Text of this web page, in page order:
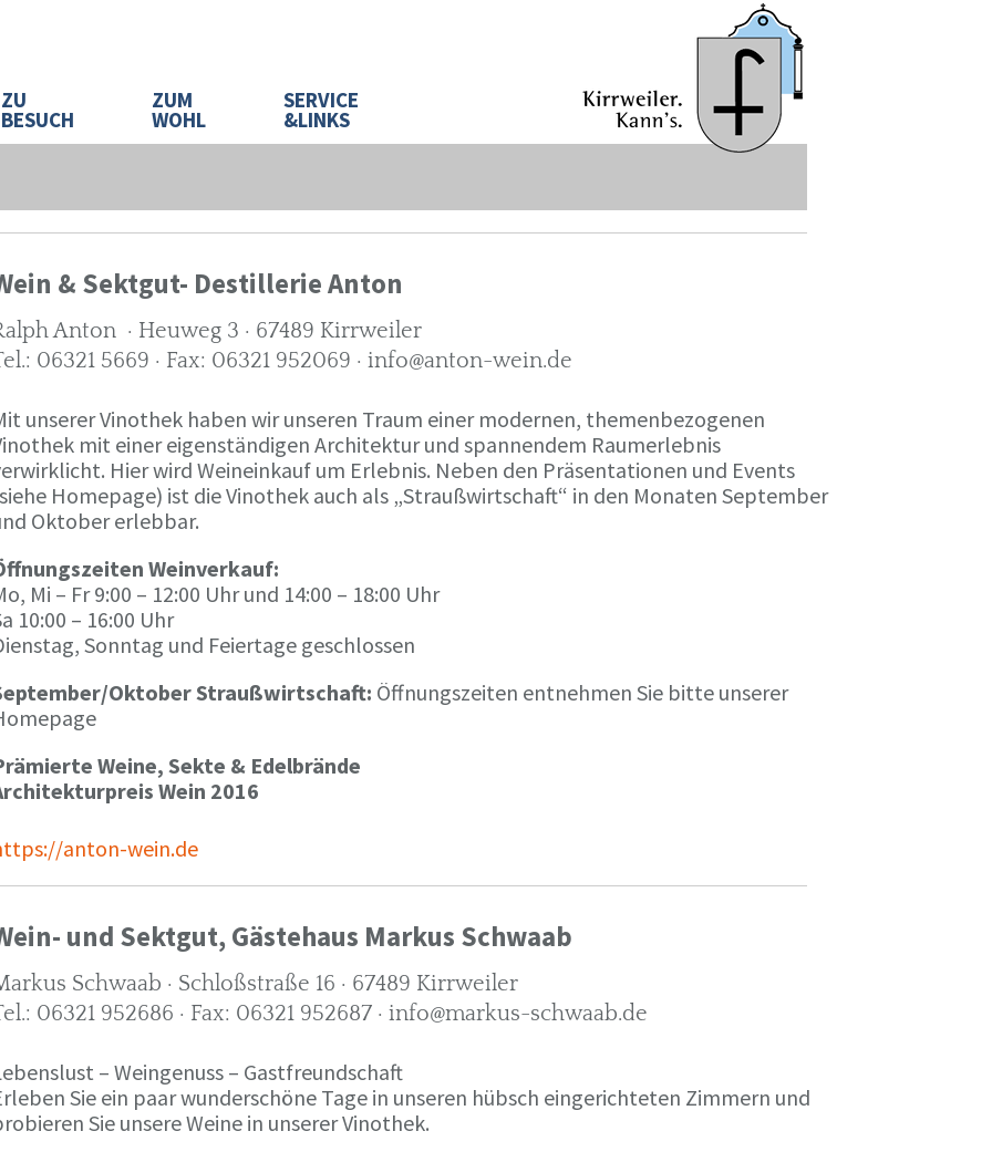
ZU
BESUCH
ZUM
WOHL
SERVICE
&LINKS
& Sektgut- Destillerie Anton
Anton · Heuweg 3 · 67489 Kirrweiler
06321 5669 · Fax: 06321 952069 · info@anton-wein.de
unserer Vinothek haben wir unseren Traum einer modernen, themenbezogenen
mit einer eigenständigen Architektur und spannendem Raumerlebnis
Hier wird Weineinkauf um Erlebnis. Neben den Präsentationen und Events
Homepage) ist die Vinothek auch als „Straußwirtschaft“ in den Monaten September
Oktober erlebbar.
Weinverkauf:
Mi – Fr 9:00 – 12:00 Uhr und 14:00 – 18:00 Uhr
10:00 – 16:00 Uhr
Sonntag und Feiertage geschlossen
Oktober Straußwirtschaft: Öffnungszeiten entnehmen Sie bitte unserer
Weine, Sekte & Edelbrände
Wein 2016
anton-wein.de
und Sektgut, Gästehaus Markus Schwaab
Schwaab · Schloßstraße 16 · 67489 Kirrweiler
06321 952686 · Fax: 06321 952687 · info@markus-schwaab.de
– Weingenuss – Gastfreundschaft
Sie ein paar wunderschöne Tage in unseren hübsch eingerichteten Zimmern und
Sie unsere Weine in unserer Vinothek.